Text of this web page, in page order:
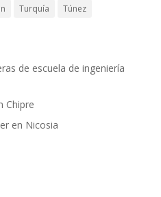
Turquía Túnez
de escuela de ingeniería
Chipre
en Nicosia